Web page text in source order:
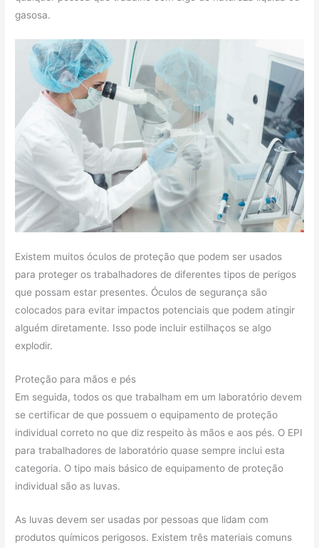
gasosa.
Existem muitos óculos de proteção que podem ser usados ​​
para proteger os trabalhadores de diferentes tipos de perigos
que possam estar presentes. Óculos de segurança são
colocados para evitar impactos potenciais que podem atingir
alguém diretamente. Isso pode incluir estilhaços se algo
explodir.
Proteção para mãos e pés
Em seguida, todos os que trabalham em um laboratório devem
se certificar de que possuem o equipamento de proteção
individual correto no que diz respeito às mãos e aos pés. O EPI
para trabalhadores de laboratório quase sempre inclui esta
categoria. O tipo mais básico de equipamento de proteção
individual são as luvas.
As luvas devem ser usadas por pessoas que lidam com
produtos químicos perigosos. Existem três materiais comuns